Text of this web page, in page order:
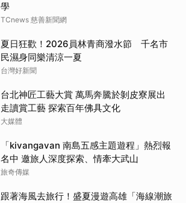
學
TCnews 慈善新聞網
夏日狂歡！2026員林青商潑水節 千名市
民濕身同樂清涼一夏
台灣好新聞
台北神匠工藝大賞 萬馬奔騰於剝皮寮展出
走讀賞工藝 探索百年佛具文化
大媒體
「kivangavan 南島五感主題遊程」熱烈報
名中 邀旅人深度探索、情牽大武山
旅奇傳媒
跟著海風去旅行！盛夏漫遊高雄「海線潮旅